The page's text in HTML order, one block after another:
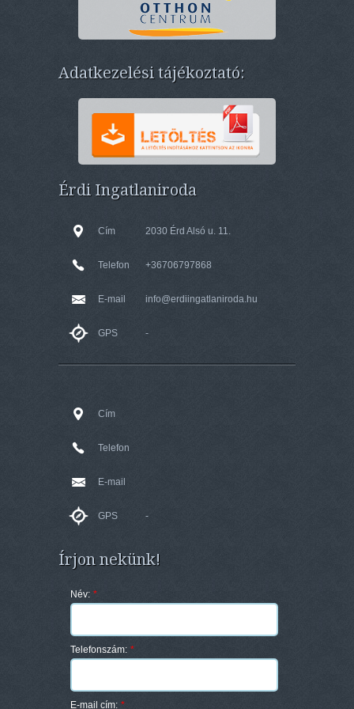
Adatkezelési tájékoztató:
Érdi Ingatlaniroda
Cím 2030 Érd Alsó u. 11.
Telefon +36706797868
E-mail info@erdiingatlaniroda.hu
GPS -
Cím
Telefon
E-mail
GPS -
Írjon nekünk!
Név: *
Telefonszám: *
E-mail cím: *